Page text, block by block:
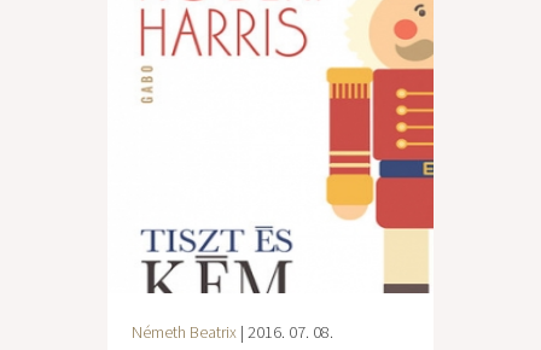
Németh Beatrix | 2016. 07. 08.